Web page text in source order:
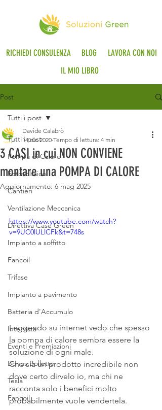
RICHIEDI CONSULENZA BLOG
LAVORA CON NOI
IL MIO LIBRO
Post
Tutti i post
Pompa di Calore
Fotovoltaico
Cantieri
Ventilazione Meccanica
Direttiva Case Green
Impianto a soffitto
Fancoil
Trifase
Impianto a pavimento
Batteria d'Accumulo
Intervista
Eventi e Premiazioni
Bonus Bollette
Tesla
Fancoil
Tutti i post
3 CASI in cui NON CONVIENE
montare una POMPA DI CALORE
Davide Calabrò
14 dic 2020 Tempo di lettura: 4 min
Aggiornamento: 6 mag 2025
https://www.youtube.com/watch?
v=9UC0lULlCFk&t=748s
Leggendo su internet vedo che spesso
la pompa di calore sembra essere la
soluzione di ogni male.
Che sia un prodotto incredibile non
dove certo dirvelo io, ma chi ne
racconta solo i benefici molto
probabilmente vuole vendertela.